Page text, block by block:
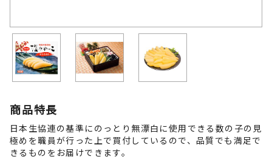
商品特長
日本生協連の基準にのっとり無漂白に使用できる数の子の見
極めを職員が行った上で買付しているので、品質でも満足で
きるものをお届けできます。